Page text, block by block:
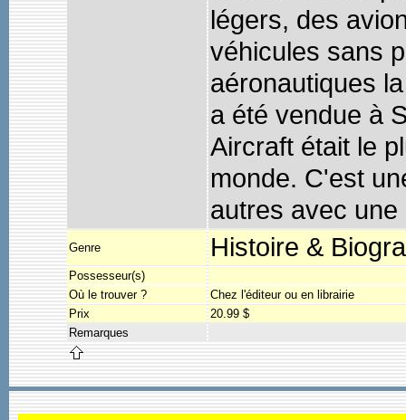
légers, des
véhicules sans
aéronautiques
a été vendue à
Aircraft était le
monde. C'est
autres avec
Genre Histoire &
Possesseur(s)
Où le trouver ?
Chez l'éditeur ou en librairie
Prix
20.99 $
Remarques